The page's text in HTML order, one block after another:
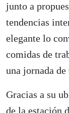
junto a
tendencias
elegante lo
comidas de
una jornada
Gracias a su
de la estación